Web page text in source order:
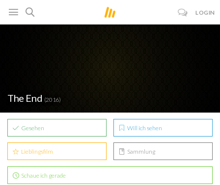
LOGIN
The End (2016)
Gesehen Will ich sehen
Lieblingsfilm Sammlung
Schaue ich gerade